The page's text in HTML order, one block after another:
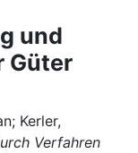
und
Güter
Kerler,
Verfahren